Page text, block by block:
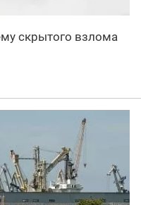
скрытого взлома